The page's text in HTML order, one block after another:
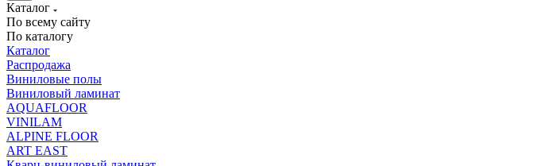
Каталог
По всему сайту
По каталогу
Каталог
Распродажа
Виниловые полы
Виниловый ламинат
AQUAFLOOR
VINILAM
ALPINE FLOOR
ART EAST